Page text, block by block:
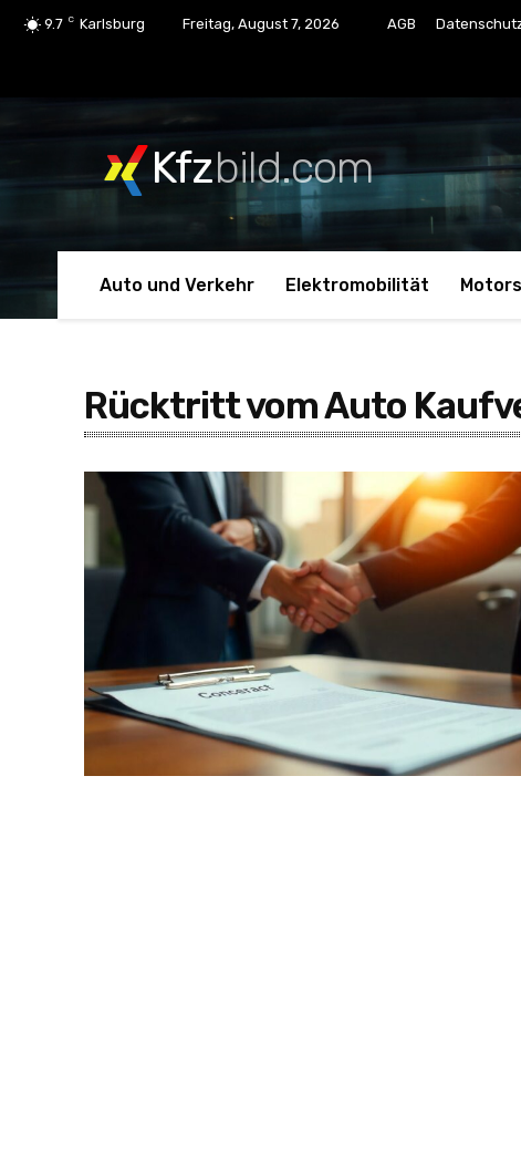
9.7 C Karlsburg Freitag, August 7, 2026 AGB
Kfzbild.com
Auto und Verkehr Elektromobilität
Rücktritt vom Auto